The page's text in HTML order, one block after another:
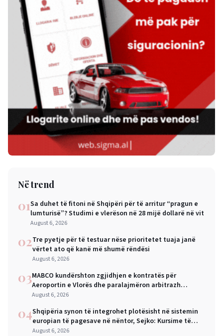
Në trend
01Sa duhet të fitoni në Shqipëri për të arritur “pragun e
lumturisë”? Studimi e vlerëson në 28 mijë dollarë në vit
August 6, 2026
02Tre pyetje për të testuar nëse prioritetet tuaja janë
vërtet ato që kanë më shumë rëndësi
August 6, 2026
03MABCO kundërshton zgjidhjen e kontratës për
Aeroportin e Vlorës dhe paralajmëron arbitrazh
ndërkombëtar
August 6, 2026
04Shqipëria synon të integrohet plotësisht në sistemin
europian të pagesave në nëntor, Sejko: Kursime të
mëdha për qytetarët dhe bizneset
August 6, 2026